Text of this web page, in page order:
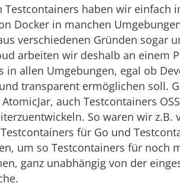
Testcontainers haben wir einfach
Docker in manchen
verschiedenen Gründen sogar
arbeiten wir deshalb an einem
in allen Umgebungen, egal ob
transparent ermöglichen soll.
auch Testcontainers
So waren wir z.B.
für Go und
um so Testcontainers für noch
ganz unabhängig von der